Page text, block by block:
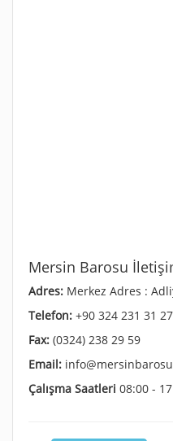
Mersin Barosu
Adres: Merkez Adres :
Telefon: +90 324 231 31
Fax: (0324) 238 29 59
Email:
Çalışma Saatleri 08:00 -